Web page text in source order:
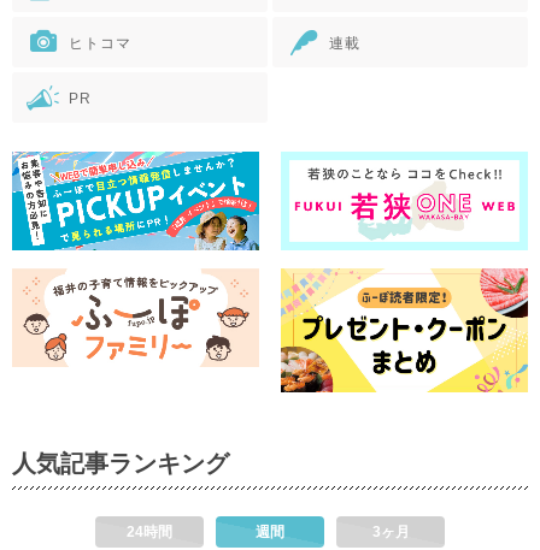
ヒトコマ 連載
PR
人気記事ランキング
24時間 週間 3ヶ月